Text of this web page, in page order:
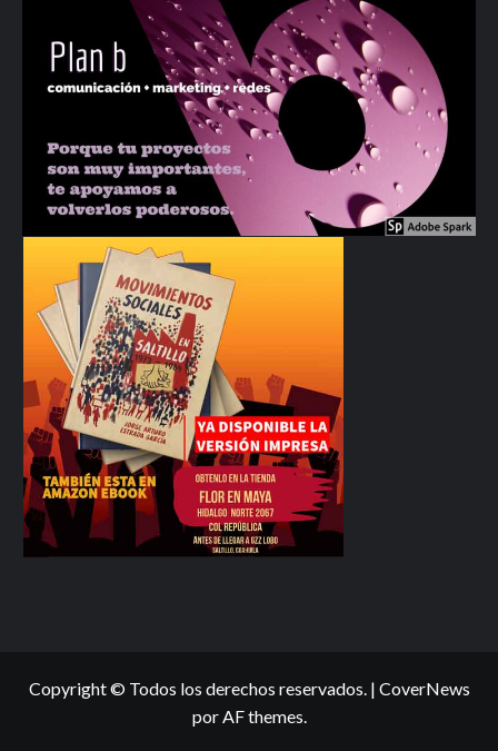
Copyright © Todos los derechos reservados. | CoverNews
por AF themes.